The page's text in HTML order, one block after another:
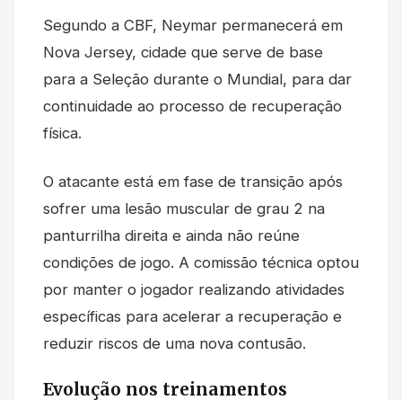
Segundo a CBF, Neymar permanecerá em
Nova Jersey, cidade que serve de base
para a Seleção durante o Mundial, para dar
continuidade ao processo de recuperação
física.
O atacante está em fase de transição após
sofrer uma lesão muscular de grau 2 na
panturrilha direita e ainda não reúne
condições de jogo. A comissão técnica optou
por manter o jogador realizando atividades
específicas para acelerar a recuperação e
reduzir riscos de uma nova contusão.
Evolução nos treinamentos